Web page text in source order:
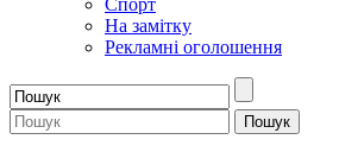
Спорт
На замітку
Рекламні оголошення